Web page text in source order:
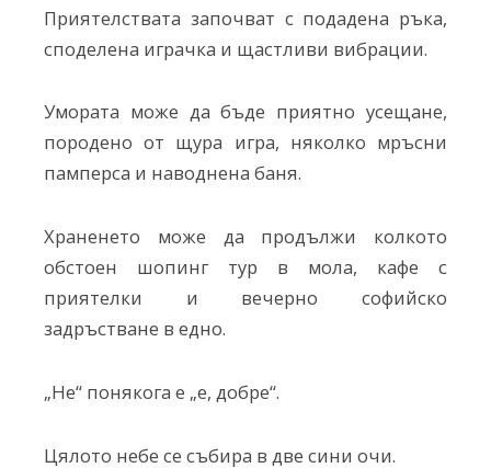
Приятелствата започват с подадена ръка,
споделена играчка и щастливи вибрации.
Умората може да бъде приятно усещане,
породено от щура игра, няколко мръсни
памперса и наводнена баня.
Храненето може да продължи колкото
обстоен шопинг тур в мола, кафе с
приятелки и вечерно софийско
задръстване в едно.
„Не“ понякога е „е, добре“.
Цялото небе се събира в две сини очи.